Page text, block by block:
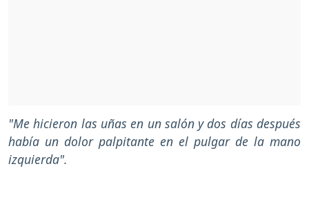
"Me hicieron las uñas en un salón y dos días después
había un dolor palpitante en el pulgar de la mano
izquierda".